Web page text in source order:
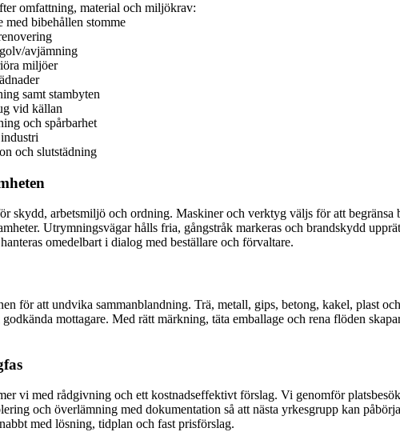
omfattning, material och miljökrav:
med bibehållen stomme
avjämning
miljöer
samt stambyten
vid källan
och spårbarhet
och slutstädning
skydd, arbetsmiljö och ordning. Maskiner och verktyg väljs för att
Utrymningsvägar hålls fria, gångstråk markeras och brandskydd
omedelbart i dialog med beställare och förvaltare.
för att undvika sammanblandning. Trä, metall, gips, betong, kakel, plast
mottagare. Med rätt märkning, täta emballage och rena flöden
vi med rådgivning och ett kostnadseffektivt förslag. Vi genomför
och överlämning med dokumentation så att nästa yrkesgrupp kan
med lösning, tidplan och fast prisförslag.